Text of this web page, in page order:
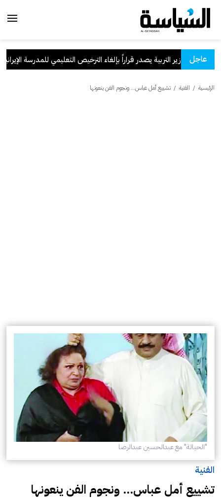
عاجلوزير التربية يصدر قراراً بإلغاء الترخيص التعليمي للمدرسة الإيرانية
الرئيسية / الفنية / تشييع أمل عباس... ونجوم الفن ينعونها
"الحيالة" مع عبدالحسين عبدالرضا
الفنية
تشييع أمل عباس... ونجوم الفن ينعونها